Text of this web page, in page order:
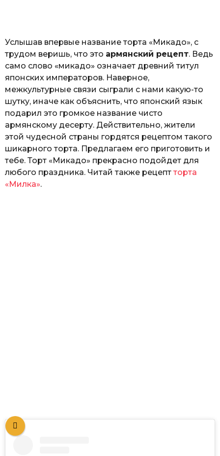
р
к
а
л
ю
к
Услышав впервые название торта «Микадо», с
трудом веришь, что это армянский рецепт. Ведь
само слово «микадо» означает древний титул
японских императоров. Наверное,
межкультурные связи сыграли с нами какую-то
шутку, иначе как объяснить, что японский язык
подарил это громкое название чисто
армянскому десерту. Действительно, жители
этой чудесной страны гордятся рецептом такого
шикарного торта. Предлагаем его приготовить и
тебе. Торт «Микадо» прекрасно подойдет для
любого праздника. Читай также рецепт торта
«Милка».